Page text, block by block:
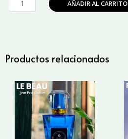
Intense
AÑADIR AL CARRITO
Productos relacionados